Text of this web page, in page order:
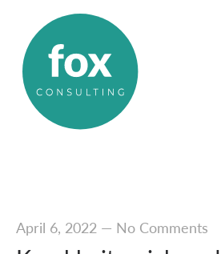
April 6, 2022— No Comments